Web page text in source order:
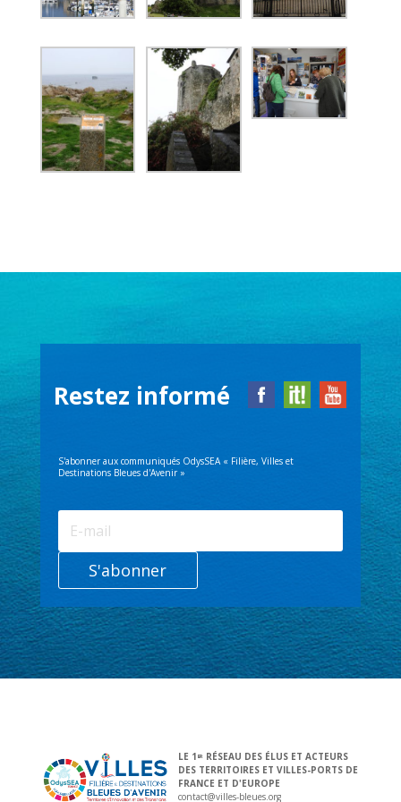
Restez informé
S'abonner aux communiqués OdysSEA « Filière, Villes et
Destinations Bleues d'Avenir »
S'abonner
LE 1 ER
RÉSEAU DES ÉLUS ET ACTEURS
DES TERRITOIRES ET VILLES-PORTS DE
FRANCE ET D'EUROPE
contact@villes-bleues.org